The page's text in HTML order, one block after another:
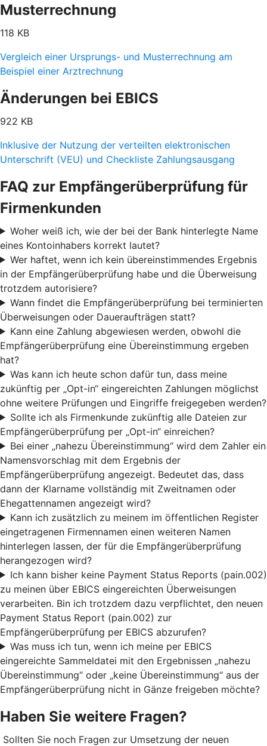
Musterrechnung
118 KB
Vergleich einer Ursprungs- und Musterrechnung am
Beispiel einer Arztrechnung
Änderungen bei EBICS
922 KB
Inklusive der Nutzung der verteilten elektronischen
Unterschrift (VEU) und Checkliste Zahlungsausgang
FAQ zur Empfängerüberprüfung für
Firmenkunden
Woher weiß ich, wie der bei der Bank hinterlegte Name
eines Kontoinhabers korrekt lautet?
Wer haftet, wenn ich kein übereinstimmendes Ergebnis
in der Empfängerüberprüfung habe und die Überweisung
trotzdem autorisiere?
Wann findet die Empfängerüberprüfung bei terminierten
Überweisungen oder Daueraufträgen statt?
Kann eine Zahlung abgewiesen werden, obwohl die
Empfängerüberprüfung eine Übereinstimmung ergeben
hat?
Was kann ich heute schon dafür tun, dass meine
zukünftig per „Opt-in“ eingereichten Zahlungen möglichst
ohne weitere Prüfungen und Eingriffe freigegeben werden?
Sollte ich als Firmenkunde zukünftig alle Dateien zur
Empfängerüberprüfung per „Opt-in“ einreichen?
Bei einer „nahezu Übereinstimmung“ wird dem Zahler ein
Namensvorschlag mit dem Ergebnis der
Empfängerüberprüfung angezeigt. Bedeutet das, dass
dann der Klarname vollständig mit Zweitnamen oder
Ehegattennamen angezeigt wird?
Kann ich zusätzlich zu meinem im öffentlichen Register
eingetragenen Firmennamen einen weiteren Namen
hinterlegen lassen, der für die Empfängerüberprüfung
herangezogen wird?
Ich kann bisher keine Payment Status Reports (pain.002)
zu meinen über EBICS eingereichten Überweisungen
verarbeiten. Bin ich trotzdem dazu verpflichtet, den neuen
Payment Status Report (pain.002) zur
Empfängerüberprüfung per EBICS abzurufen?
Was muss ich tun, wenn ich meine per EBICS
eingereichte Sammeldatei mit den Ergebnissen „nahezu
Übereinstimmung“ oder „keine Übereinstimmung“ aus der
Empfängerüberprüfung nicht in Gänze freigeben möchte?
Haben Sie weitere Fragen?
Sollten Sie noch Fragen zur Umsetzung der neuen